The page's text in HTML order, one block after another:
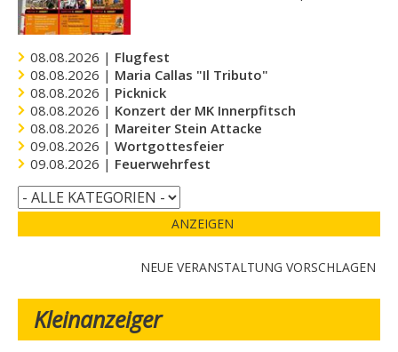
08.08.2026 | Flugfest
08.08.2026 | Maria Callas "Il Tributo"
08.08.2026 | Picknick
08.08.2026 | Konzert der MK Innerpfitsch
08.08.2026 | Mareiter Stein Attacke
09.08.2026 | Wortgottesfeier
09.08.2026 | Feuerwehrfest
ANZEIGEN
NEUE VERANSTALTUNG VORSCHLAGEN
Kleinanzeiger